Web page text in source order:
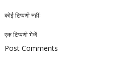
कोई टिप्पणी नहीं:
एक टिप्पणी भेजें
Post Comments